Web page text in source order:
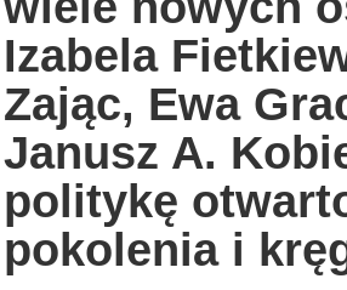
Izabela
Zając, Ewa
Janusz A.
politykę
pokolenia i